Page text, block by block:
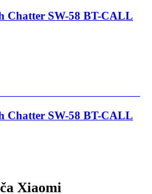
Chatter SW-58 BT-CALL
Chatter SW-58 BT-CALL
Xiaomi